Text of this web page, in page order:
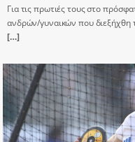
Για τις πρωτιές τους στο
ανδρών/γυναικών που διεξήχθη
[…]